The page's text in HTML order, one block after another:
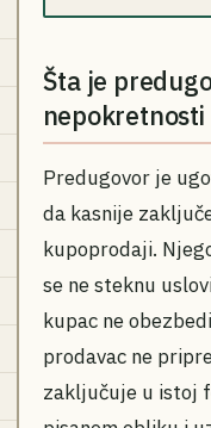
Šta je
nepokretnosti
Predugovor je
da kasnije
kupoprodaji.
se ne steknu
kupac ne
prodavac ne
zaključuje u istoj